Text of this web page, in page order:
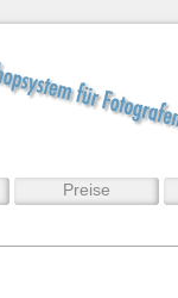
Preise